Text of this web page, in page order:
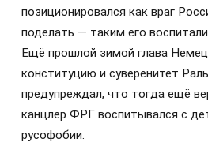
позиционировался как враг
поделать — таким его
Ещё прошлой зимой глава
конституцию и суверенитет
предупреждал, что тогда ещё
канцлер ФРГ воспитывался с
русофобии.